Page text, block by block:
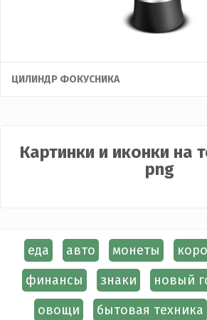
ЦИЛИНДР ФОКУСНИКА
Картинки и иконки на
png
еда авто монеты
финансы
знаки новый
овощи
бытовая техника